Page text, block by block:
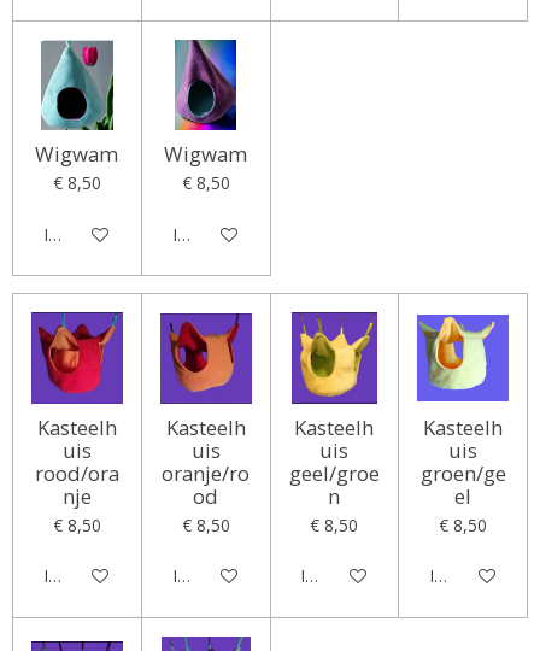
Wigwam
€ 8,50
In winkelwagen
Wigwam
€ 8,50
In winkelwagen
Kasteelh
uis
rood/ora
nje
€ 8,50
In winkelwagen
Kasteelh
uis
oranje/ro
od
€ 8,50
In winkelwagen
Kasteelh
uis
geel/groe
n
€ 8,50
In winkelwagen
Kasteelh
uis
groen/ge
el
€ 8,50
In